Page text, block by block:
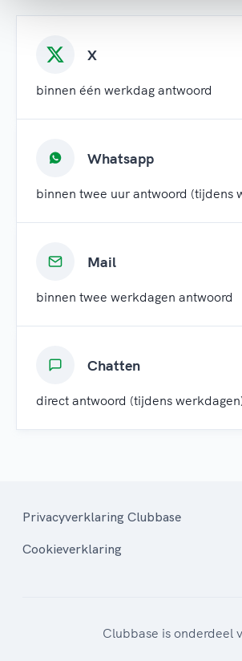
X
binnen één werkdag antwoord
Whatsapp
binnen twee uur antwoord (tijdens
Mail
binnen twee werkdagen antwoord
Chatten
direct antwoord (tijdens
Privacyverklaring Clubbase
Cookieverklaring
Clubbase is onderdeel